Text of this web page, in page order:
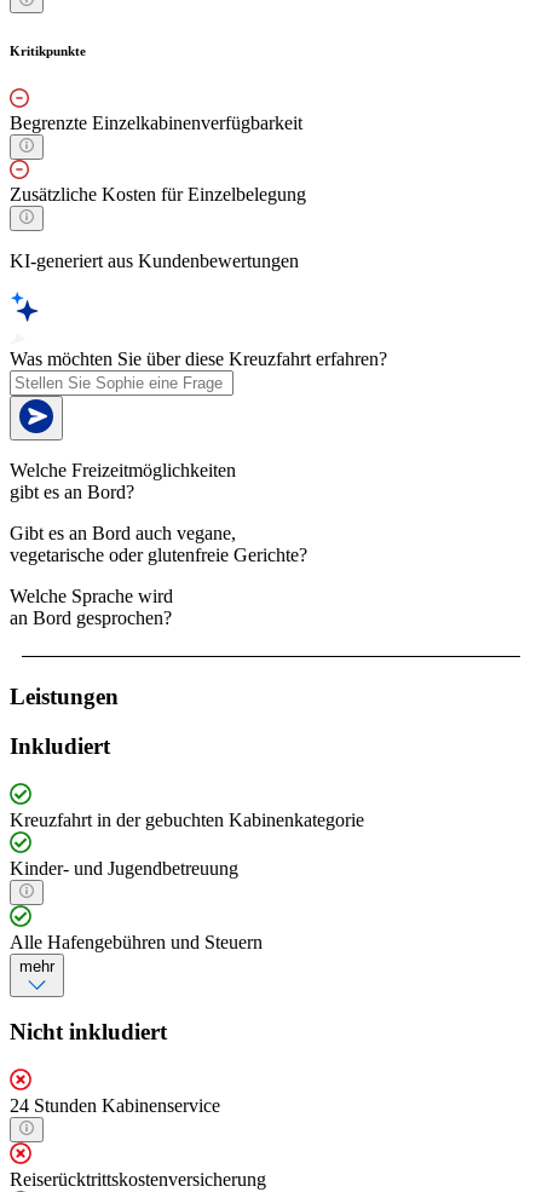
Kritikpunkte
Begrenzte Einzelkabinenverfügbarkeit
Zusätzliche Kosten für Einzelbelegung
KI-generiert aus Kundenbewertungen
Was möchten Sie über diese Kreuzfahrt erfahren?
Welche Freizeitmöglichkeiten
gibt es an Bord?
Gibt es an Bord auch vegane,
vegetarische oder glutenfreie Gerichte?
Welche Sprache wird
an Bord gesprochen?
Leistungen
Inkludiert
Kreuzfahrt in der gebuchten Kabinenkategorie
Kinder- und Jugendbetreuung
Alle Hafengebühren und Steuern
mehr
Nicht inkludiert
24 Stunden Kabinenservice
Reiserücktrittskostenversicherung